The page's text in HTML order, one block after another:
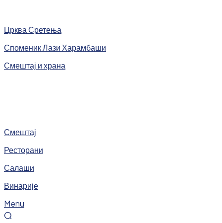
Црква Сретења
Споменик Лази Харамбаши
Смештај и храна
Смештај
Ресторани
Салаши
Винарије
Menu